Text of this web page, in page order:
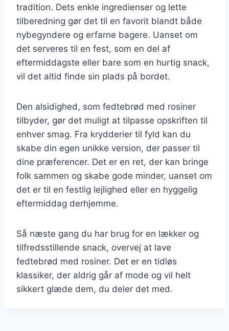
tradition. Dets enkle ingredienser og lette
tilberedning gør det til en favorit blandt både
nybegyndere og erfarne bagere. Uanset om
det serveres til en fest, som en del af
eftermiddagste eller bare som en hurtig snack,
vil det altid finde sin plads på bordet.
Den alsidighed, som fedtebrød med rosiner
tilbyder, gør det muligt at tilpasse opskriften til
enhver smag. Fra krydderier til fyld kan du
skabe din egen unikke version, der passer til
dine præferencer. Det er en ret, der kan bringe
folk sammen og skabe gode minder, uanset om
det er til en festlig lejlighed eller en hyggelig
eftermiddag derhjemme.
Så næste gang du har brug for en lækker og
tilfredsstillende snack, overvej at lave
fedtebrød med rosiner. Det er en tidløs
klassiker, der aldrig går af mode og vil helt
sikkert glæde dem, du deler det med.